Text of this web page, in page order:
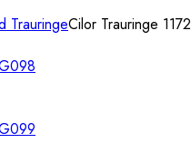
TrauringeCilor Trauringe 1172